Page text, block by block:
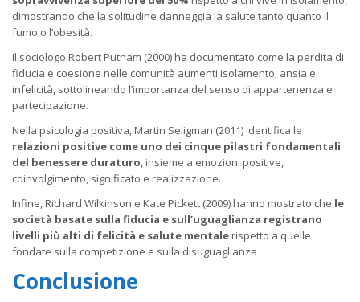
dimostrando che la solitudine danneggia la salute tanto quanto il
fumo o l’obesità.
Il sociologo Robert Putnam (2000) ha documentato come la perdita di
fiducia e coesione nelle comunità aumenti isolamento, ansia e
infelicità, sottolineando l’importanza del senso di appartenenza e
partecipazione.
Nella psicologia positiva, Martin Seligman (2011) identifica le
relazioni positive come uno dei cinque pilastri fondamentali
del benessere duraturo, insieme a emozioni positive,
coinvolgimento, significato e realizzazione.
Infine, Richard Wilkinson e Kate Pickett (2009) hanno mostrato che le
società basate sulla fiducia e sull’uguaglianza registrano
livelli più alti di felicità e salute mentale rispetto a quelle
fondate sulla competizione e sulla disuguaglianza
Conclusione